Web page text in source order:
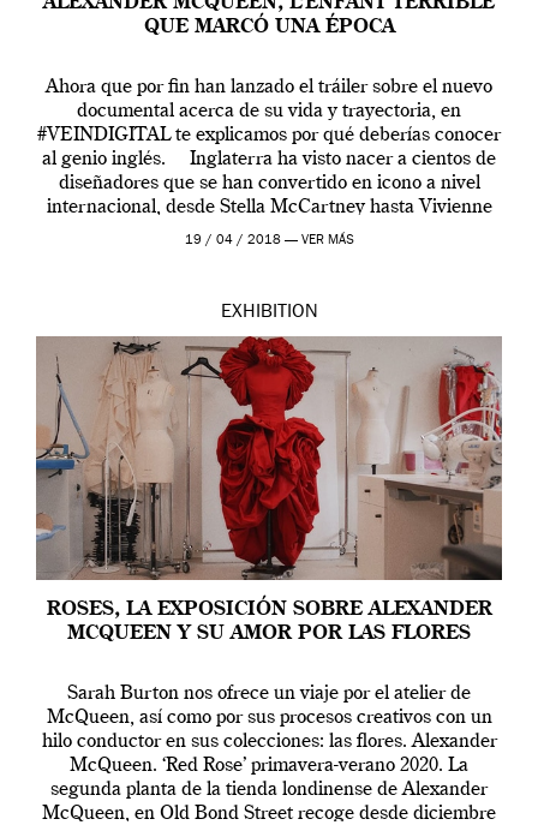
QUE MARCÓ UNA ÉPOCA
Ahora que por fin han lanzado el tráiler sobre el nuevo
documental acerca de su vida y trayectoria, en
#VEINDIGITAL te explicamos por qué deberías conocer
al genio inglés. Inglaterra ha visto nacer a cientos de
diseñadores que se han convertido en icono a nivel
internacional, desde Stella McCartney hasta Vivienne
Westwood pasando […]
19 / 04 / 2018 — VER MÁS
EXHIBITION
ROSES, LA EXPOSICIÓN SOBRE ALEXANDER
MCQUEEN Y SU AMOR POR LAS FLORES
Sarah Burton nos ofrece un viaje por el atelier de
McQueen, así como por sus procesos creativos con un
hilo conductor en sus colecciones: las flores. Alexander
McQueen. ‘Red Rose’ primavera-verano 2020. La
segunda planta de la tienda londinense de Alexander
McQueen, en Old Bond Street recoge desde diciembre